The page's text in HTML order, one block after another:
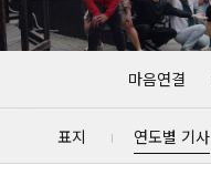
마음연결
표지 연도별 기사